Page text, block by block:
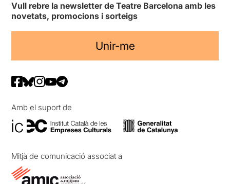
Vull rebre la newsletter de Teatre Barcelona amb les
novetats, promocions i sorteigs
Unir-me
Amb el suport de
Mitjà de comunicació associat a